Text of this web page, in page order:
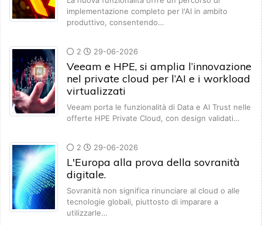
implementazione completo per l'AI in ambito
produttivo, consentendo…
2 29-06-2026
Veeam e HPE, si amplia l’innovazione
nel private cloud per l’AI e i workload
virtualizzati
Veeam porta le funzionalità di Data e AI Trust nelle
offerte HPE Private Cloud, con design validati…
2 29-06-2026
L'Europa alla prova della sovranità
digitale.
Sovranità non significa rinunciare al cloud o alle
tecnologie globali, piuttosto di imparare a
utilizzarle…